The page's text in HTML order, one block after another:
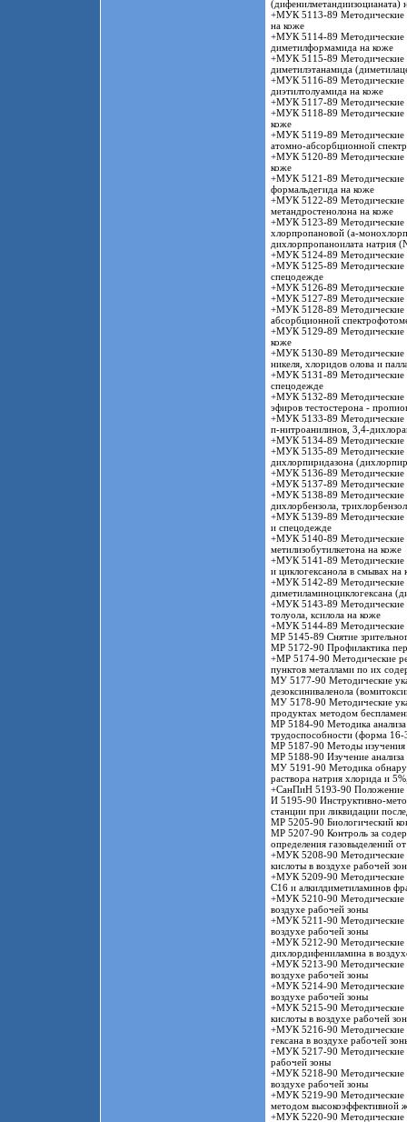
(дифенилметандиизоцианата)
+МУК 5113-89 Методические
на коже
+МУК 5114-89 Методические
диметилформамида на коже
+МУК 5115-89 Методические
диметилэтанамида
+МУК 5116-89 Методические
диэтилтолуамида на коже
+МУК 5117-89 Методические
+МУК 5118-89 Методические
коже
+МУК 5119-89 Методические
атомно-абсорбционной
+МУК 5120-89 Методические
коже
+МУК 5121-89 Методические
формальдегида на коже
+МУК 5122-89 Методические
метандростенолона на коже
+МУК 5123-89 Методические
хлорпропановой (a-
дихлорпропаноилата натрия
+МУК 5124-89 Методические
+МУК 5125-89 Методические
спецодежде
+МУК 5126-89 Методические
+МУК 5127-89 Методические
+МУК 5128-89 Методические
абсорбционной
+МУК 5129-89 Методические
коже
+МУК 5130-89 Методические
никеля, хлоридов олова и
+МУК 5131-89 Методические
спецодежде
+МУК 5132-89 Методические
эфиров тестостерона -
+МУК 5133-89 Методические
п-нитроанилинов, 3,4-
+МУК 5134-89 Методические
+МУК 5135-89 Методические
дихлорпиридазона
+МУК 5136-89 Методические
+МУК 5137-89 Методические
+МУК 5138-89 Методические
дихлорбензола,
+МУК 5139-89 Методические
и спецодежде
+МУК 5140-89 Методические
метилизобутилкетона на коже
+МУК 5141-89 Методические
и циклогексанола в смывах на
+МУК 5142-89 Методические
диметиламиноциклогексана
+МУК 5143-89 Методические
толуола, ксилола на коже
+МУК 5144-89 Методические
МР 5145-89 Снятие
МР 5172-90 Профилактика
+МР 5174-90 Методические
пунктов металлами по их
МУ 5177-90 Методические
дезоксиниваленола
МУ 5178-90 Методические
продуктах методом
МР 5184-90 Методика анализа
трудоспособности (форма
МР 5187-90 Методы
МР 5188-90 Изучение анализа
МУ 5191-90 Методика
раствора натрия хлорида и
+СанПиН 5193-90 Положение
И 5195-90 Инструктивно-
станции при ликвидации
МР 5205-90 Биологический
МР 5207-90 Контроль за
определения газовыделений
+МУК 5208-90 Методические
кислоты в воздухе рабочей
+МУК 5209-90 Методические
С16 и алкилдиметиламинов
+МУК 5210-90 Методические
воздухе рабочей зоны
+МУК 5211-90 Методические
воздухе рабочей зоны
+МУК 5212-90 Методические
дихлордифениламина в
+МУК 5213-90 Методические
воздухе рабочей зоны
+МУК 5214-90 Методические
воздухе рабочей зоны
+МУК 5215-90 Методические
кислоты в воздухе рабочей
+МУК 5216-90 Методические
гексана в воздухе рабочей
+МУК 5217-90 Методические
рабочей зоны
+МУК 5218-90 Методические
воздухе рабочей зоны
+МУК 5219-90 Методические
методом высокоэффективной
+МУК 5220-90 Методические